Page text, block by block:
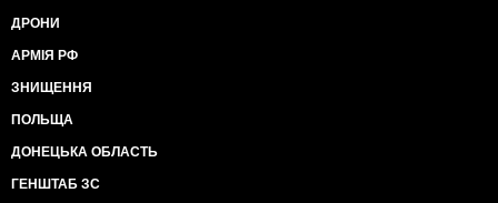
ДРОНИ
АРМІЯ РФ
ЗНИЩЕННЯ
ПОЛЬЩА
ДОНЕЦЬКА ОБЛАСТЬ
ГЕНШТАБ ЗС